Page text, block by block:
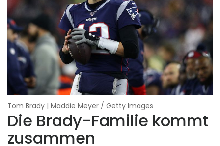
Tom Brady | Maddie Meyer / Getty Images
Die Brady-Familie kommt
zusammen